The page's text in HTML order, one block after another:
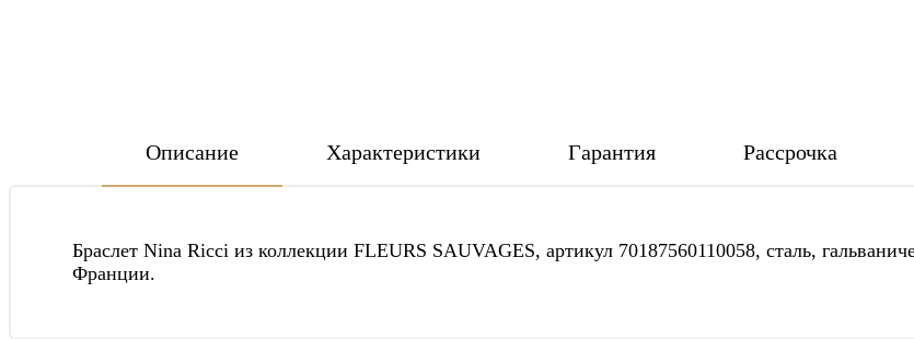
Описание Характеристики Гарантия Рассрочка
Браслет Nina Ricci из коллекции FLEURS SAUVAGES, артикул 70187560110058, сталь,
Франции.